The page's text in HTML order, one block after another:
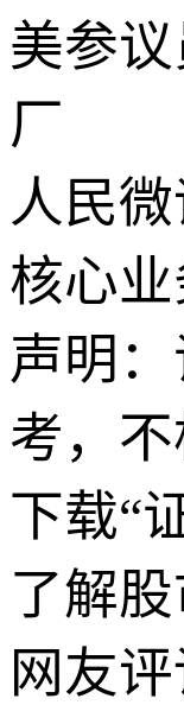
美参
厂
人民
核心
声明
考，
下载“
了解
网友